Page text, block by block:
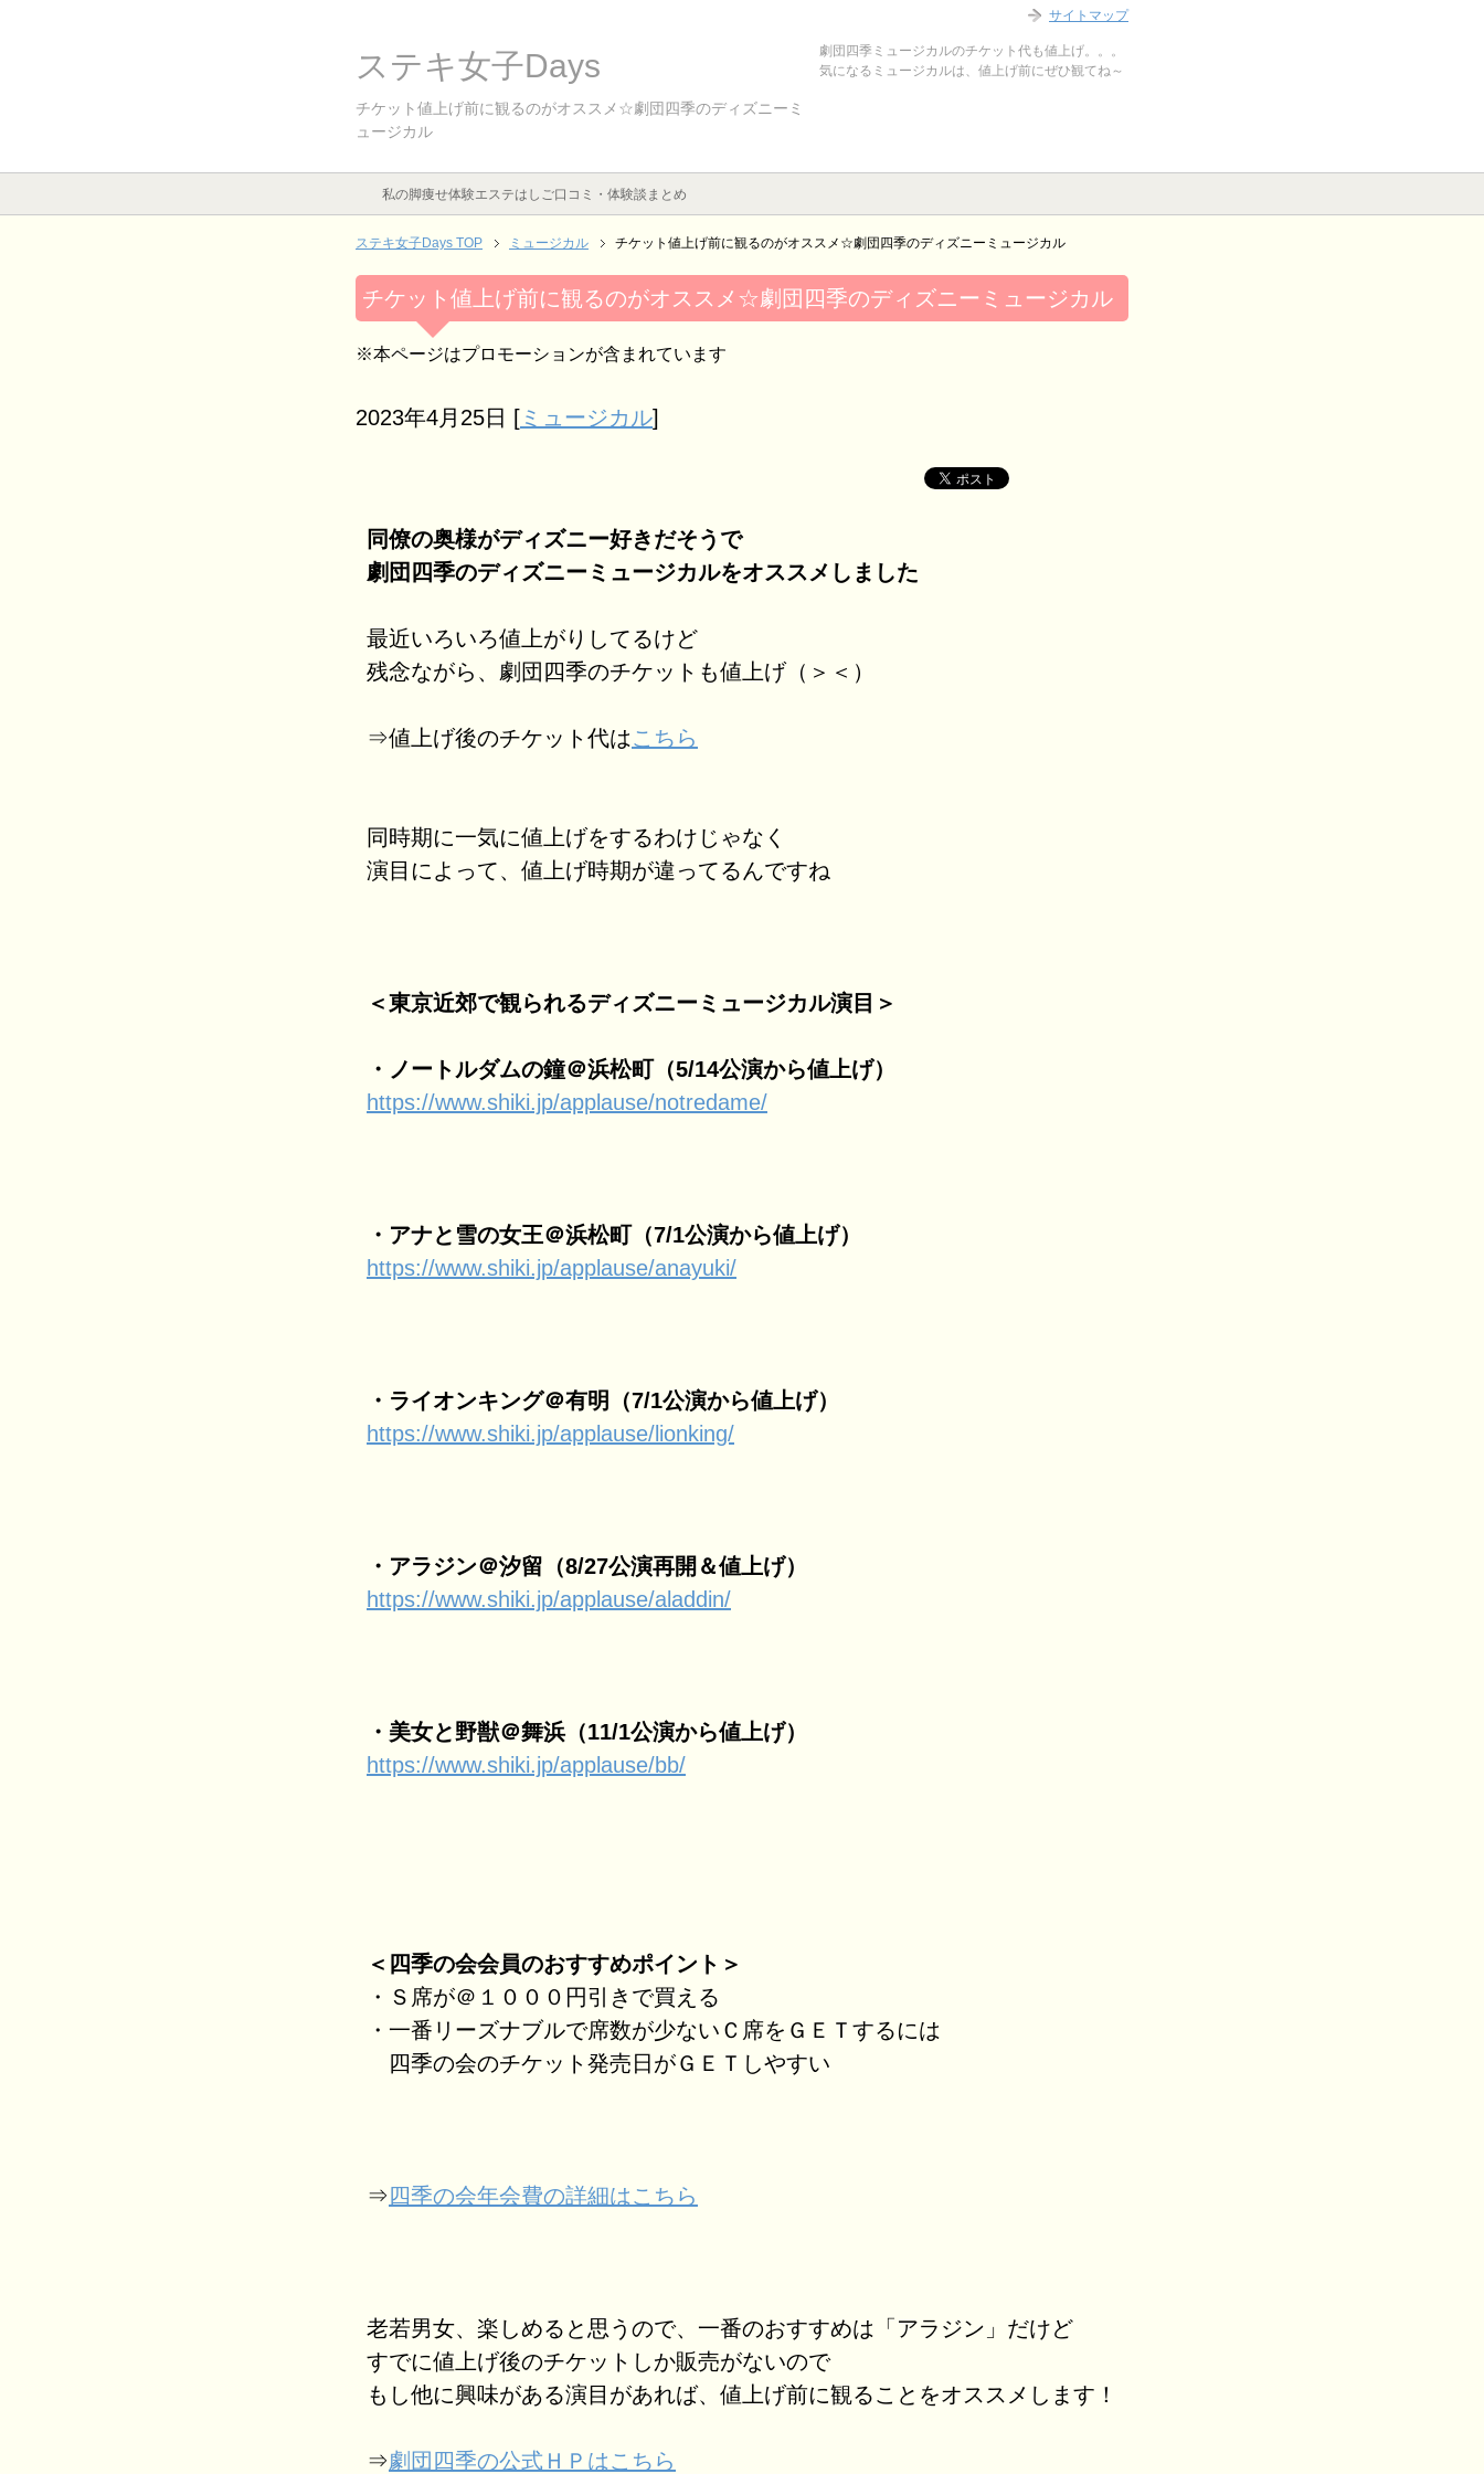
ステキ女子Days
チケット値上げ前に観るのがオススメ☆劇団四季のディズニーミ
ュージカル
劇団四季ミュージカルのチケット代も値上げ。。。
気になるミュージカルは、値上げ前にぜひ観てね～
私の脚痩せ体験エステはしご口コミ・体験談まとめ
ステキ女子Days TOP ミュージカル チケット値上げ前に観るのがオススメ☆劇団四季のディズニーミュージカル
チケット値上げ前に観るのがオススメ☆劇団四季のディズニーミュージカル
※本ページはプロモーションが含まれています
2023年4月25日 [ ミュージカル]
同僚の奥様がディズニー好きだそうで
劇団四季のディズニーミュージカルをオススメしました
最近いろいろ値上がりしてるけど
残念ながら、劇団四季のチケットも値上げ（＞＜）
⇒値上げ後のチケット代はこちら
同時期に一気に値上げをするわけじゃなく
演目によって、値上げ時期が違ってるんですね
＜東京近郊で観られるディズニーミュージカル演目＞
・ノートルダムの鐘＠浜松町（5/14公演から値上げ）
https://www.shiki.jp/applause/notredame/
・アナと雪の女王＠浜松町（7/1公演から値上げ）
https://www.shiki.jp/applause/anayuki/
・ライオンキング＠有明（7/1公演から値上げ）
https://www.shiki.jp/applause/lionking/
・アラジン＠汐留（8/27公演再開＆値上げ）
https://www.shiki.jp/applause/aladdin/
・美女と野獣＠舞浜（11/1公演から値上げ）
https://www.shiki.jp/applause/bb/
＜四季の会会員のおすすめポイント＞
・Ｓ席が＠１０００円引きで買える
・一番リーズナブルで席数が少ないＣ席をＧＥＴするには
四季の会のチケット発売日がＧＥＴしやすい
⇒ 四季の会年会費の詳細はこちら
老若男女、楽しめると思うので、一番のおすすめは「アラジン」だけど
すでに値上げ後のチケットしか販売がないので
もし他に興味がある演目があれば、値上げ前に観ることをオススメします！
⇒劇団四季の公式ＨＰはこちら
サイトマップ